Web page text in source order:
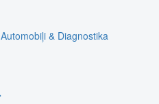
Automobiļi & Diagnostika